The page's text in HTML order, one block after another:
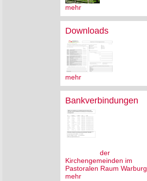
mehr
Downloads
mehr
Bankverbindungen
der
Kirchengemeinden im
Pastoralen Raum Warburg
mehr